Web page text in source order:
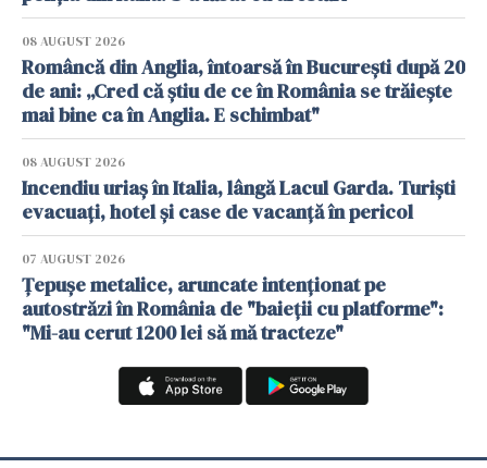
08 AUGUST 2026
Româncă din Anglia, întoarsă în București după 20
de ani: „Cred că știu de ce în România se trăiește
mai bine ca în Anglia. E schimbat"
08 AUGUST 2026
Incendiu uriaș în Italia, lângă Lacul Garda. Turiști
evacuați, hotel și case de vacanță în pericol
07 AUGUST 2026
Țepușe metalice, aruncate intenționat pe
autostrăzi în România de "baieții cu platforme":
"Mi-au cerut 1200 lei să mă tracteze"